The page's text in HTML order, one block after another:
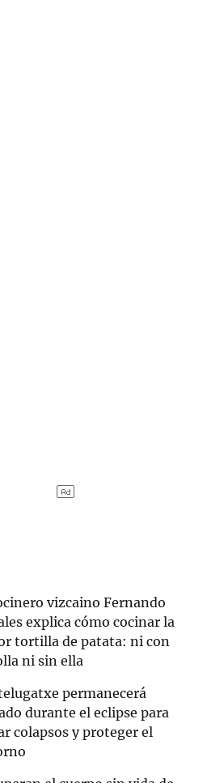
vizcaino Fernando
explica cómo cocinar la
tortilla de patata: ni con
ni sin ella
permanecerá
durante el eclipse para
colapsos y proteger el